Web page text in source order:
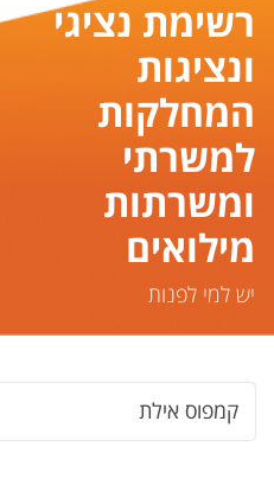
רשימת נציגי
ונציגות
המחלקות
למשרתי
ומשרתות
מילואים
יש למי לפנות
קמפוס אילת